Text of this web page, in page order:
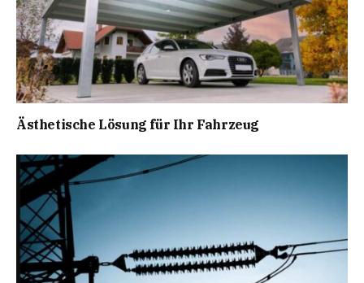
Ästhetische Lösung für Ihr Fahrzeug